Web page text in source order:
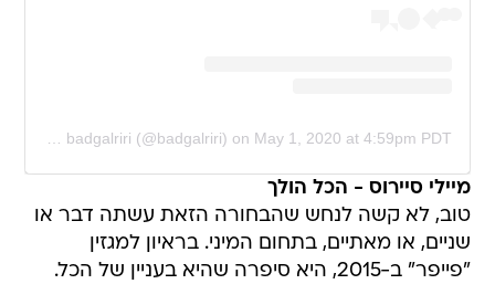
A post shared by badgalriri (@badgalriri) on May 1, 2020 at 4:59pm PDT
מיילי סיירוס - הכל הולך
טוב, לא קשה לנחש שהבחורה הזאת עשתה דבר או
שניים, או מאתיים, בתחום המיני. בראיון למגזין
"פייפר" ב-2015, היא סיפרה שהיא בעניין של הכל.